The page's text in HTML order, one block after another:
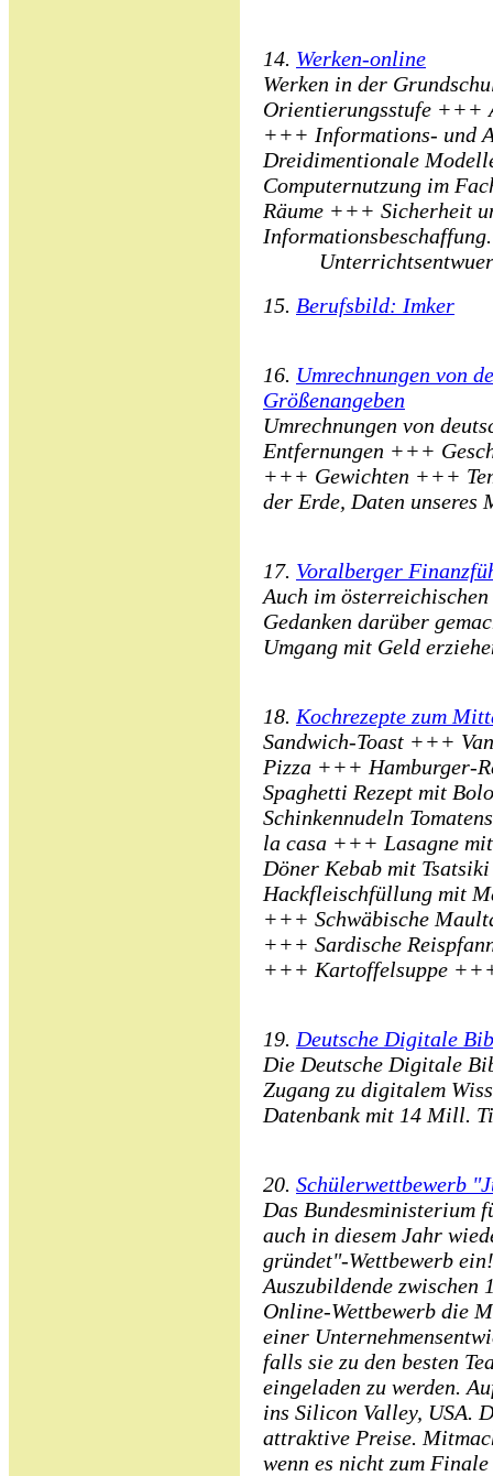
14. Werken-online
Werken in der
Orientierungsstufe +++
+++ Informations- und
Dreidimentionale
Computernutzung im
Räume +++ Sicherheit
Informationsbeschaffung.
15. Berufsbild: Imker
16. Umrechnungen von
Größenangeben
Umrechnungen von
Entfernungen +++
+++ Gewichten +++
der Erde, Daten unseres
17. Voralberger
Auch im
Gedanken darüber
Umgang mit Geld
18. Kochrezepte zum
Sandwich-Toast +++
Pizza +++ Hamburger-
Spaghetti Rezept mit
Schinkennudeln
la casa +++ Lasagne
Döner Kebab mit
Hackfleischfüllung mit
+++ Schwäbische
+++ Sardische
+++ Kartoffelsuppe
19. Deutsche Digitale
Die Deutsche Digitale
Zugang zu digitalem
Datenbank mit 14 Mill.
20. Schülerwettbewerb
Das Bundesministerium
auch in diesem Jahr
gründet"-Wettbewerb
Auszubildende zwischen
Online-Wettbewerb die
einer
falls sie zu den besten
eingeladen zu werden.
ins Silicon Valley, USA.
attraktive Preise.
wenn es nicht zum